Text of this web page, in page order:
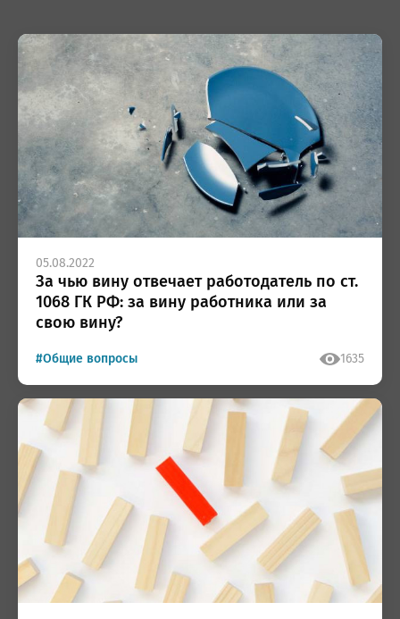
05.08.2022
За чью вину отвечает работодатель по ст.
1068 ГК РФ: за вину работника или за
свою вину?
#Общие вопросы 1635